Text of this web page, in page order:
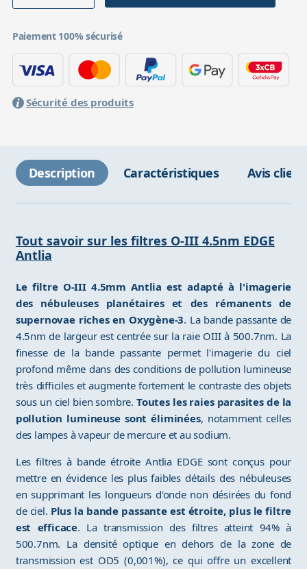
Paiement 100% sécurisé
Sécurité des produits
Description Caractéristiques Avis
Tout savoir sur les filtres O-III 4.5nm EDGE
Antlia
Le filtre O-III 4.5mm Antlia est adapté à l'imagerie
des nébuleuses planétaires et des rémanents de
supernovae riches en Oxygène-3. La bande passante de
4.5nm de largeur est centrée sur la raie OIII à 500.7nm. La
finesse de la bande passante permet l'imagerie du ciel
profond même dans des conditions de pollution lumineuse
très difficiles et augmente fortement le contraste des objets
sous un ciel bien sombre.Toutes les raies parasites de la
pollution lumineuse sont éliminées, notamment celles
des lampes à vapeur de mercure et au sodium.
Les filtres à bande étroite Antlia EDGE sont conçus pour
mettre en évidence les plus faibles détails des nébuleuses
en supprimant les longueurs d'onde non désirées du fond
de ciel. Plus la bande passante est étroite, plus le filtre
est efficace. La transmission des filtres atteint 94% à
500.7nm. La densité optique en dehors de la zone de
transmission est OD5 (0,001%), ce qui offre un excellent